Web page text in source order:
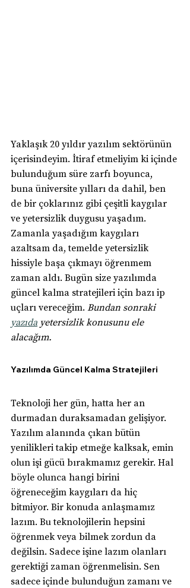
Yaklaşık 20 yıldır yazılım sektörünün
içerisindeyim. İtiraf etmeliyim ki içinde
bulunduğum süre zarfı boyunca,
buna üniversite yılları da dahil, ben
de bir çoklarınız gibi çeşitli kaygılar
ve yetersizlik duygusu yaşadım.
Zamanla yaşadığım kaygıları
azaltsam da, temelde yetersizlik
hissiyle başa çıkmayı öğrenmem
zaman aldı. Bugün size yazılımda
güncel kalma stratejileri için bazı ip
uçları vereceğim. Bundan sonraki
yazıda yetersizlik konusunu ele
alacağım.
Yazılımda Güncel Kalma Stratejileri
Teknoloji her gün, hatta her an
durmadan duraksamadan gelişiyor.
Yazılım alanında çıkan bütün
yenilikleri takip etmeğe kalksak, emin
olun işi gücü bırakmamız gerekir. Hal
böyle olunca hangi birini
öğreneceğim kaygıları da hiç
bitmiyor. Bir konuda anlaşmamız
lazım. Bu teknolojilerin hepsini
öğrenmek veya bilmek zordun da
değilsin. Sadece işine lazım olanları
gerektiği zaman öğrenmelisin. Sen
sadece içinde bulunduğun zamanı ve